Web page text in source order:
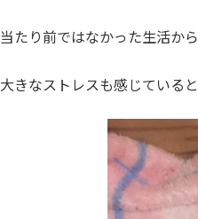
当たり前ではなかった生活か
大きなストレスも感じていると